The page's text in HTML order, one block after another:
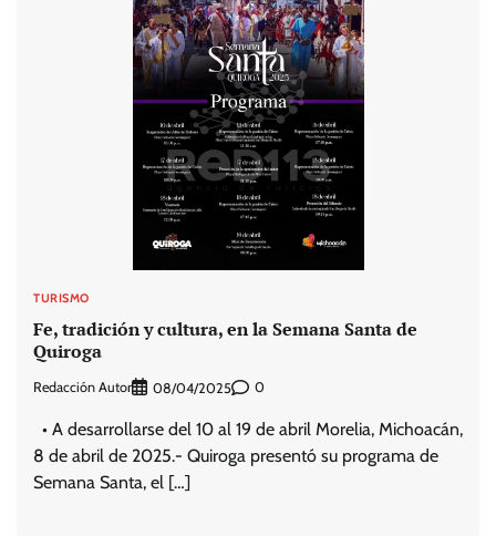
TURISMO
Fe, tradición y cultura, en la Semana Santa de
Quiroga
Redacción Autor 08/04/2025 0
• A desarrollarse del 10 al 19 de abril Morelia, Michoacán,
8 de abril de 2025.- Quiroga presentó su programa de
Semana Santa, el […]